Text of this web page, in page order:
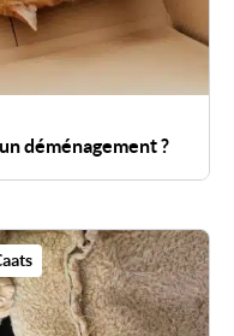
déménagement ?